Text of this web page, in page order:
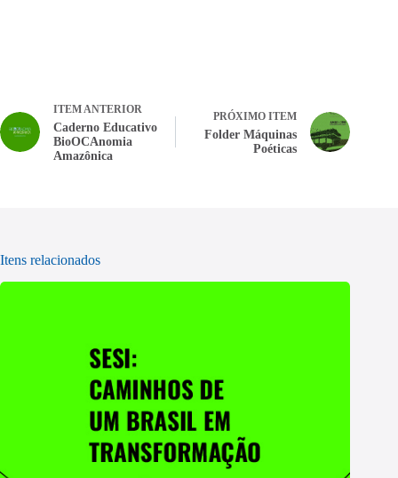
ITEM ANTERIOR
Caderno Educativo
BioOCAnomia
Amazônica
PRÓXIMO ITEM
Folder Máquinas
Poéticas
Itens relacionados